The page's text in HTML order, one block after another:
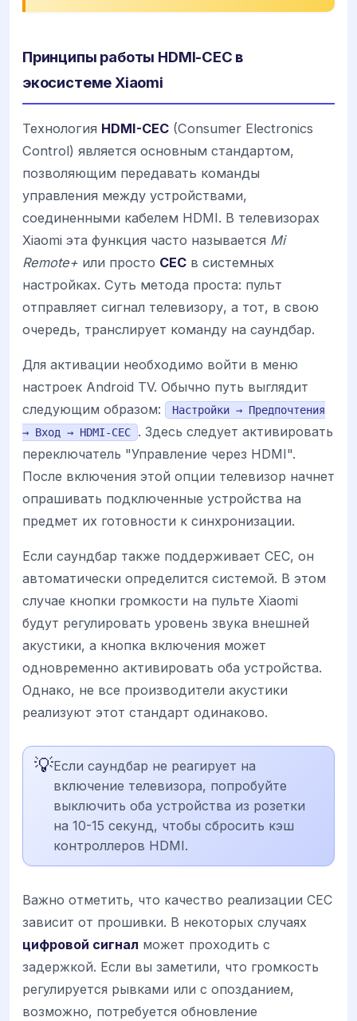
Принципы работы HDMI-CEC в
экосистеме Xiaomi
Технология HDMI-CEC (Consumer Electronics
Control) является основным стандартом,
позволяющим передавать команды
управления между устройствами,
соединенными кабелем HDMI. В телевизорах
Xiaomi эта функция часто называется Mi
Remote+ или просто CEC в системных
настройках. Суть метода проста: пульт
отправляет сигнал телевизору, а тот, в свою
очередь, транслирует команду на саундбар.
Для активации необходимо войти в меню
настроек Android TV. Обычно путь выглядит
следующим образом:
Настройки → Предпочтения
→ Вход → HDMI-CEC
. Здесь следует активировать
переключатель "Управление через HDMI".
После включения этой опции телевизор начнет
опрашивать подключенные устройства на
предмет их готовности к синхронизации.
Если саундбар также поддерживает CEC, он
автоматически определится системой. В этом
случае кнопки громкости на пульте Xiaomi
будут регулировать уровень звука внешней
акустики, а кнопка включения может
одновременно активировать оба устройства.
Однако, не все производители акустики
реализуют этот стандарт одинаково.
💡Если саундбар не реагирует на
включение телевизора, попробуйте
выключить оба устройства из розетки
на 10-15 секунд, чтобы сбросить кэш
контроллеров HDMI.
Важно отметить, что качество реализации CEC
зависит от прошивки. В некоторых случаях
цифровой сигнал может проходить с
задержкой. Если вы заметили, что громкость
регулируется рывками или с опозданием,
возможно, потребуется обновление